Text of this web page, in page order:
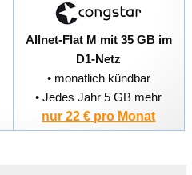
Allnet-Flat M mit 35 GB im
D1-Netz
• monatlich kündbar
• Jedes Jahr 5 GB mehr
nur 22 € pro Monat